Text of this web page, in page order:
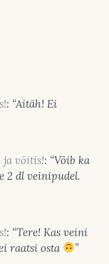
: “Aitäh! Ei
ja võitis!: “Võib ka
2 dl veinipudel.
: “Tere! Kas veini
raatsi osta
”